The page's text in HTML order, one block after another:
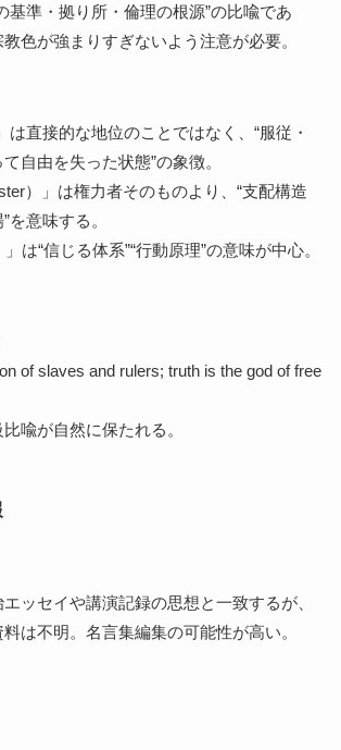
基準・拠り所・倫理の根源”の比喩であ
色が強まりすぎないよう注意が必要。
は直接的な地位のことではなく、“服従・
自由を失った状態”の象徴。
）」は権力者そのものより、“支配構造
を意味する。
」は“信じる体系”“行動原理”の意味が中心。
of slaves and rulers; truth is the god of free
喩が自然に保たれる。
ッセイや講演記録の思想と一致するが、
は不明。名言集編集の可能性が高い。